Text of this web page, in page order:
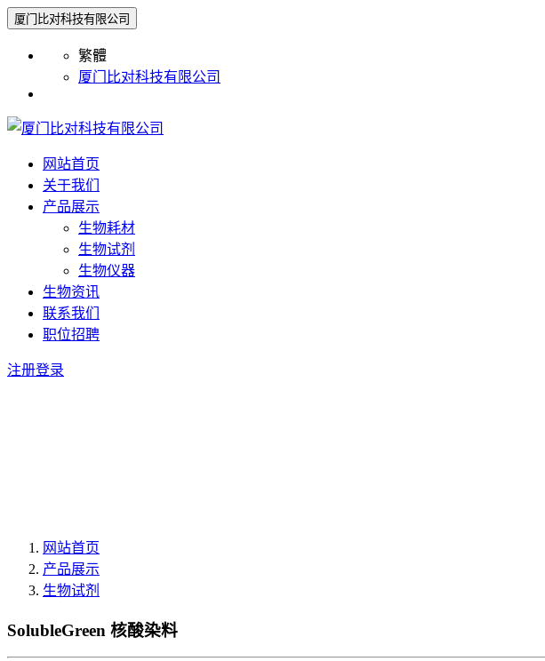
厦门比对科技有限公司
繁體
厦门比对科技有限公司
网站首页
关于我们
产品展示
生物耗材
生物试剂
生物仪器
生物资讯
联系我们
职位招聘
注册登录
网站首页
产品展示
生物试剂
SolubleGreen 核酸染料